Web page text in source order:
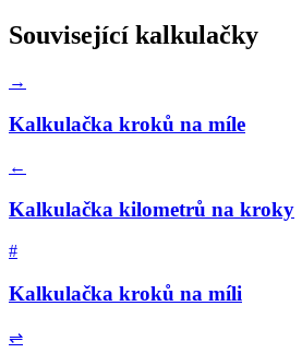
Související kalkulačky
→
Kalkulačka kroků na míle
←
Kalkulačka kilometrů na kroky
#
Kalkulačka kroků na míli
⇌